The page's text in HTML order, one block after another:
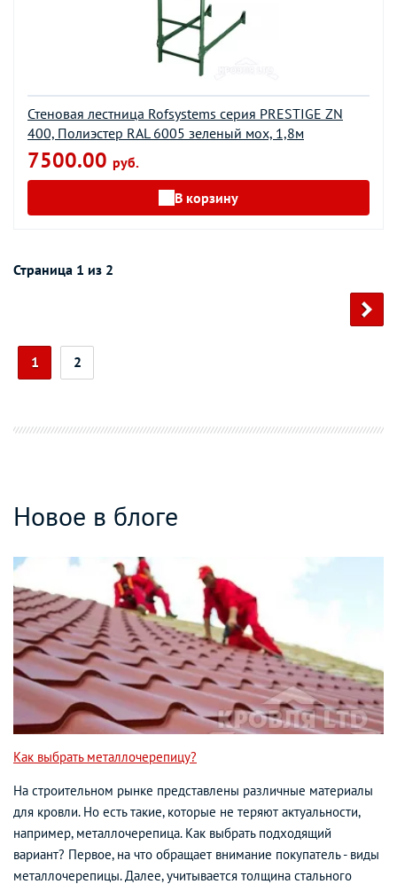
Стеновая лестница Rofsystems серия PRESTIGE ZN
400, Полиэстер RAL 6005 зеленый мох, 1,8м
7500.00 руб.
В корзину
Страница 1 из 2
1 2
Новое в блоге
Как выбрать металлочерепицу?
На строительном рынке представлены различные материалы
для кровли. Но есть такие, которые не теряют актуальности,
например, металлочерепица. Как выбрать подходящий
вариант? Первое, на что обращает внимание покупатель - виды
металлочерепицы. Далее, учитывается толщина стального